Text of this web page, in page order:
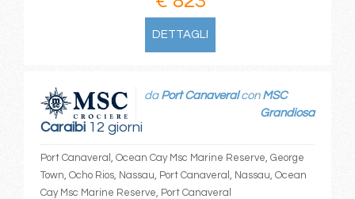
DETTAGLI
Caraibi12 giorni
da Port Canaveralcon MSC
Grandiosa
Port Canaveral, Ocean Cay Msc Marine Reserve, George
Town, Ocho Rios, Nassau, Port Canaveral, Nassau, Ocean
Cay Msc Marine Reserve, Port Canaveral